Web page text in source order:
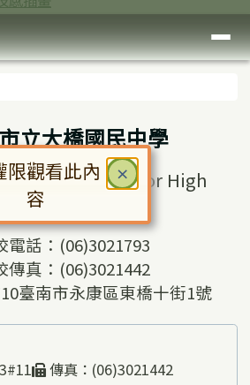
立大橋國民中學
Daciao Junior High
School
電話：(06)3021793
傳真：(06)3021442
臺南市永康區東橋十街1號
傳真：(06)3021442
× 關閉
限觀看此內
容
已開啟。請使用 Tab 鍵在